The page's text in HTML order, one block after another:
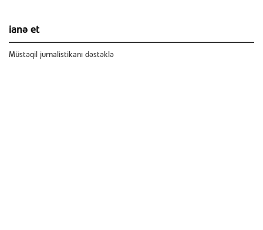
ianə et
Müstəqil jurnalistikanı dəstəklə